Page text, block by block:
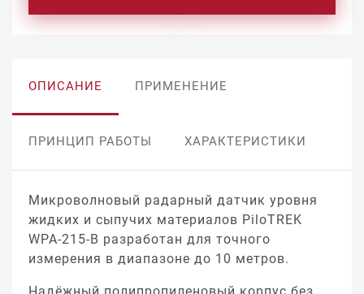
ОПИСАНИЕ ПРИМЕНЕНИЕ
ПРИНЦИП РАБОТЫ ХАРАКТЕРИСТИКИ
Микроволновый радарный датчик уровня
жидких и сыпучих материалов PiloTREK
WPA-215-B разработан для точного
измерения в диапазоне до 10 метров.